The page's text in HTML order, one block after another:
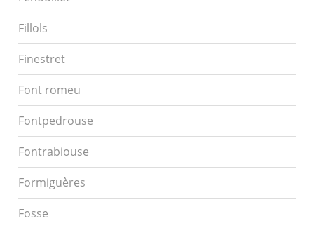
Fillols
Finestret
Font romeu
Fontpedrouse
Fontrabiouse
Formiguères
Fosse